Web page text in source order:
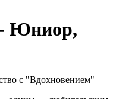
Юниор,
с "Вдохновением"